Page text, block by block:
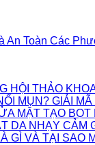
An Toàn Các
HỘI THẢO
MỤN? GIẢI
MẶT TẠO
DA NHẠY CẢM
GÌ VÀ TẠI SAO